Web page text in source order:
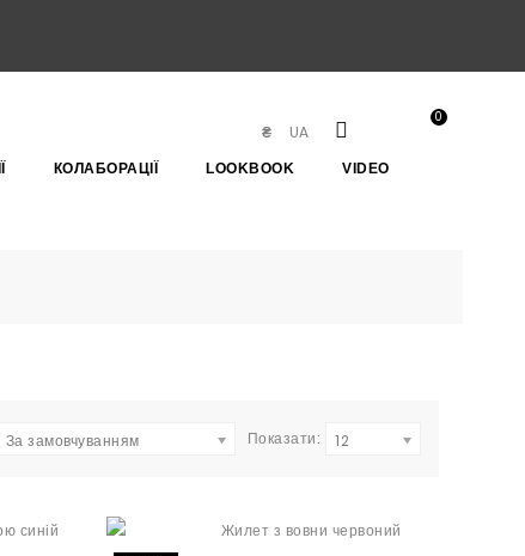
0
UA
₴
КОЛАБОРАЦІЇ LOOKBOOK VIDEO
За замовчуванням Показати: 12